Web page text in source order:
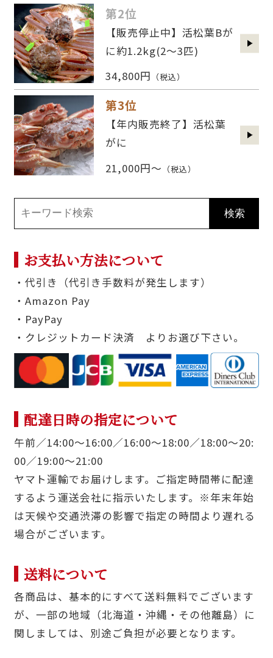
第2位
【販売停止中】活松葉Bが
に約1.2kg(2〜3匹)
34,800円 （税込）
第3位
【年内販売終了】活松葉
がに
21,000円～ （税込）
お支払い方法について
・代引き（代引き手数料が発生します）
・Amazon Pay
・PayPay
・クレジットカード決済 よりお選び下さい。
配達日時の指定について
午前／14:00〜16:00／16:00〜18:00／18:00〜20:
00／19:00〜21:00
ヤマト運輸でお届けします。ご指定時間帯に配達
するよう運送会社に指示いたします。※年末年始
は天候や交通渋滞の影響で指定の時間より遅れる
場合がございます。
送料について
各商品は、基本的にすべて送料無料でございます
が、一部の地域（北海道・沖縄・その他離島）に
関しましては、別途ご負担が必要となります。